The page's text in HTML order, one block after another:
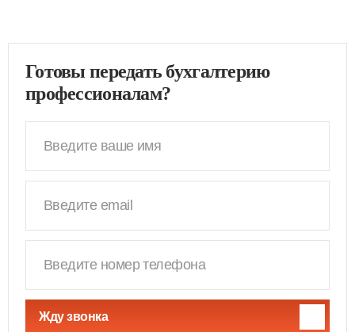
Готовы передать бухгалтерию
профессионалам?
Жду звонка